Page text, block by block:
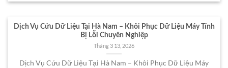
Dịch Vụ Cứu Dữ Liệu Tại Hà Nam – Khôi Phục Dữ Liệu Máy Tính
Bị Lỗi Chuyên Nghiệp
Tháng 3 13, 2026
Dịch Vụ Cứu Dữ Liệu Tại Hà Nam – Khôi Phục Dữ Liệu Máy